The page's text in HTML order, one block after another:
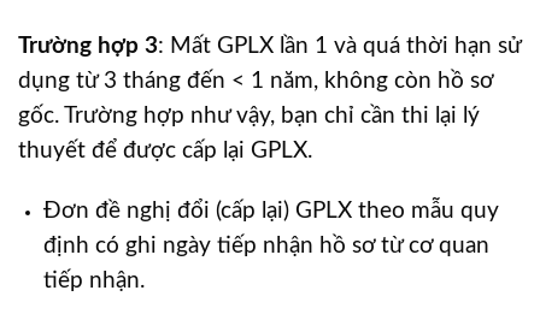
Trường hợp 3: Mất GPLX lần 1 và quá thời hạn sử
dụng từ 3 tháng đến < 1 năm, không còn hồ sơ
gốc. Trường hợp như vậy, bạn chỉ cần thi lại lý
thuyết để được cấp lại GPLX.
Đơn đề nghị đổi (cấp lại) GPLX theo mẫu quy
định có ghi ngày tiếp nhận hồ sơ từ cơ quan
tiếp nhận.